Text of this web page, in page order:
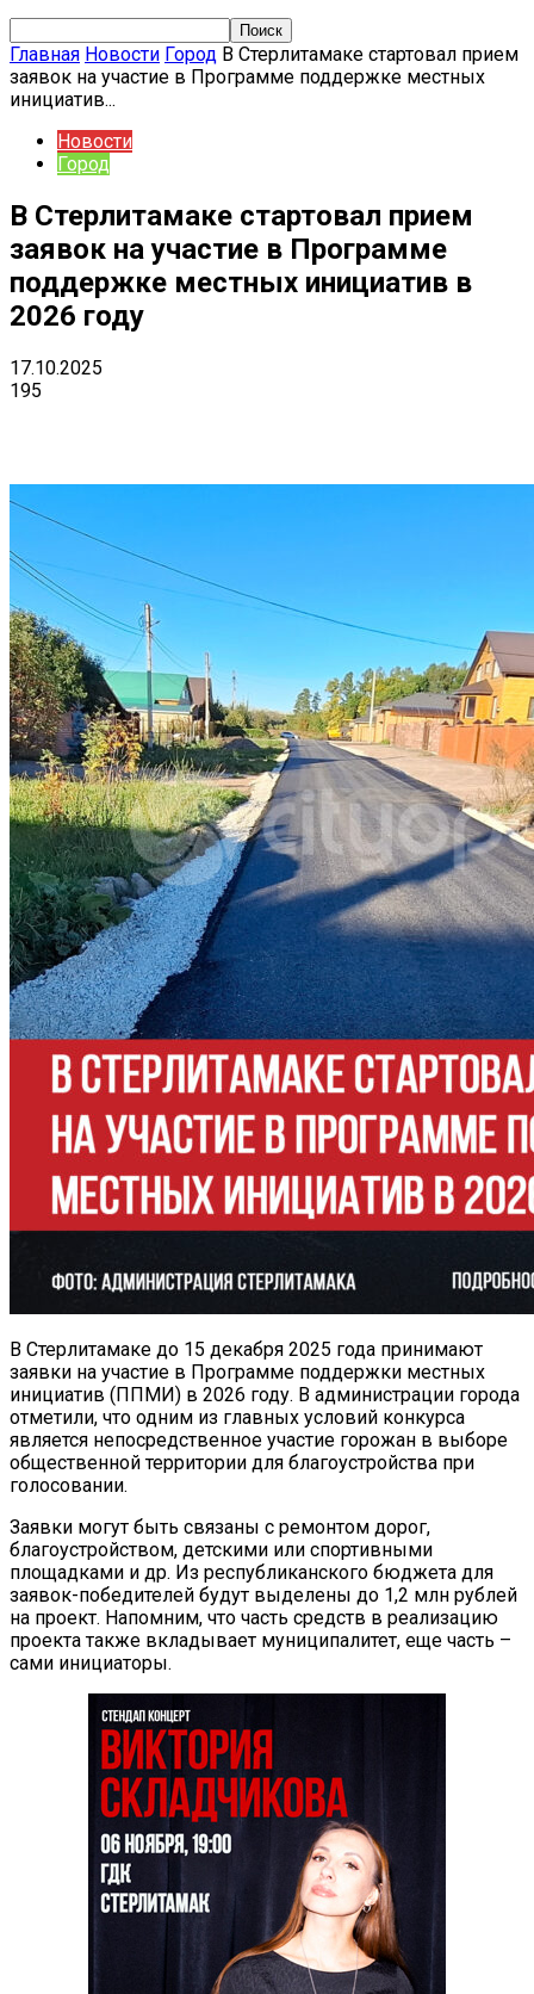
Главная Новости Город В Стерлитамаке стартовал прием
заявок на участие в Программе поддержке местных
инициатив...
Новости
Город
В Стерлитамаке стартовал прием
заявок на участие в Программе
поддержке местных инициатив в
2026 году
17.10.2025
195
В Стерлитамаке до 15 декабря 2025 года принимают
заявки на участие в Программе поддержки местных
инициатив (ППМИ) в 2026 году. В администрации города
отметили, что одним из главных условий конкурса
является непосредственное участие горожан в выборе
общественной территории для благоустройства при
голосовании.
Заявки могут быть связаны с ремонтом дорог,
благоустройством, детскими или спортивными
площадками и др. Из республиканского бюджета для
заявок-победителей будут выделены до 1,2 млн рублей
на проект. Напомним, что часть средств в реализацию
проекта также вкладывает муниципалитет, еще часть –
сами инициаторы.